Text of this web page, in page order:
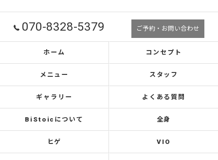
070-8328-5379 ご予約・お問い合わせ
ホーム コンセプト
メニュー スタッフ
ギャラリー よくある質問
BiStoicについて 全身
ヒゲ VIO